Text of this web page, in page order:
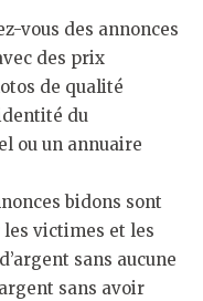
vous des annonces
des prix
de qualité
du
ou un annuaire
bidons sont
victimes et les
sans aucune
sans avoir